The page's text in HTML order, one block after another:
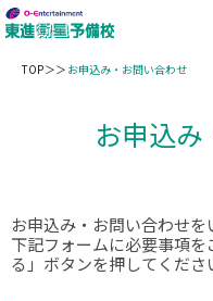
TOP お申込み・お問い合わせ
お申込
お申込み・お問い合わせを
下記フォームに必要事項
る」ボタンを押してくださ